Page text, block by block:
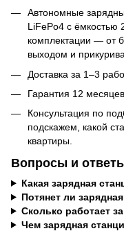
Автономные
LiFePo4 с ёмкостью
комплектации — от
выходом и
Доставка за 1–3
Гарантия 12 месяцев.
Консультация по
подскажем, какой
квартиры.
Вопросы и
Какая зарядная
Потянет ли
Сколько работает
Чем зарядная